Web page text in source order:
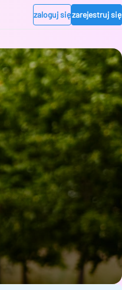
zaloguj sięzarejestruj się